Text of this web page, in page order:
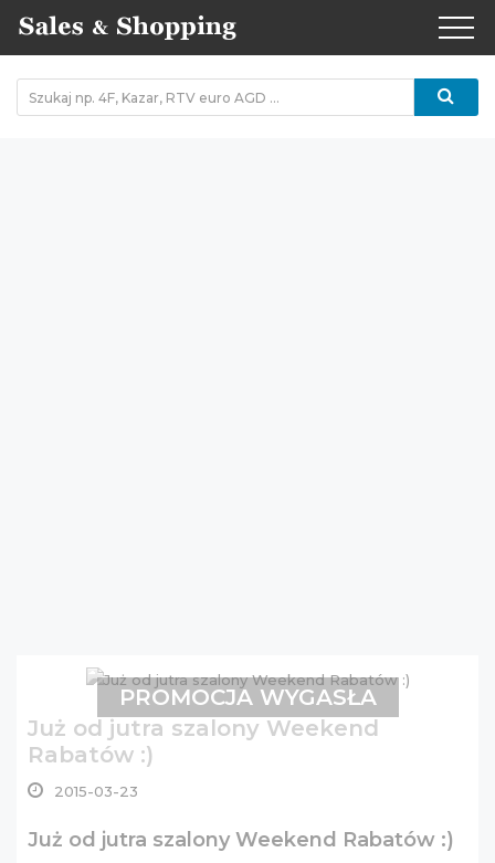
Już od jutra szalony Weekend
Rabatów :)
2015-03-23
Już od jutra szalony Weekend Rabatów :)
PROMOCJA WYGASŁA